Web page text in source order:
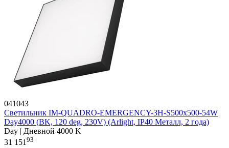
041043
Светильник IM-QUADRO-EMERGENCY-3H-S500x500-54W
Day4000 (BK, 120 deg, 230V) (Arlight, IP40 Металл, 2 года)
Day | Дневной 4000 K
31 151 93